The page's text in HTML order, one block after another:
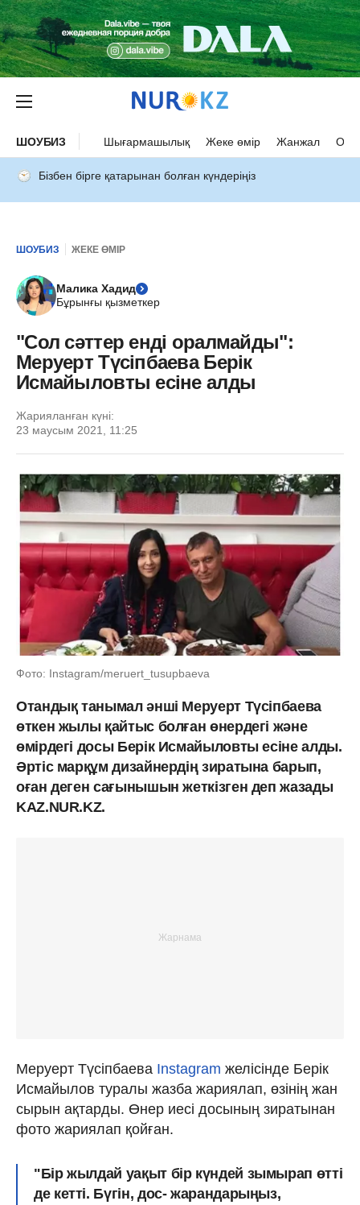
ШОУБИЗ Шығармашылық Жеке өмір Жанжал
Бізбен бірге қатарынан болған күндеріңіз
ШОУБИЗ ЖЕКЕ ӨМІР
Малика Хадид
Бұрынғы қызметкер
"Сол сәттер енді оралмайды":
Меруерт Түсіпбаева Берік
Исмайыловты есіне алды
Жарияланған күні:
23 маусым 2021, 11:25
Фото: Instagram/meruert_tusupbaeva
Отандық танымал әнші Меруерт Түсіпбаева
өткен жылы қайтыс болған өнердегі және
өмірдегі досы Берік Исмайыловты есіне алды.
Әртіс марқұм дизайнердің зиратына барып,
оған деген сағынышын жеткізген деп жазады
KAZ.NUR.KZ.
Меруерт Түсіпбаева Instagram желісінде Берік
Исмайылов туралы жазба жариялап, өзінің жан
сырын ақтарды. Өнер иесі досының зиратынан
фото жариялап қойған.
"Бір жылдай уақыт бір күндей зымырап өтті
де кетті. Бүгін, дос- жарандарыңыз,